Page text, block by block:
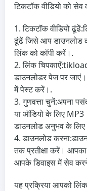
टिकटॉक वीडियो को
टिकटॉक वीडियो ढूंढें:
ढूंढें जिसे आप डाउनलोड
लिंक को कॉपी करें।.
लिंक चिपकाएँ:
डाउनलोडर पेज पर
में पेस्ट करें।.
गुणवत्ता चुनें:अपना
या ऑडियो के लिए MP3।
डाउनलोड अनुभव के लिए
डाउनलोड करना:
तक प्रतीक्षा करें।
आपके डिवाइस में सेव
यह प्रक्रिया आपको